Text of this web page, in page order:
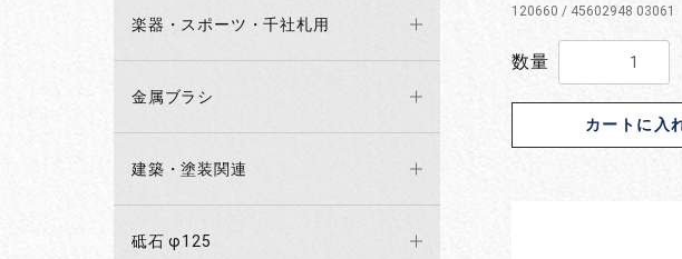
楽器・スポーツ・千社札用
金属ブラシ
建築・塗装関連
砥石 φ125
120660 / 45602948 03061
数量
カートに入